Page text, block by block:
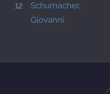
12
Schumacher,
Giovanni